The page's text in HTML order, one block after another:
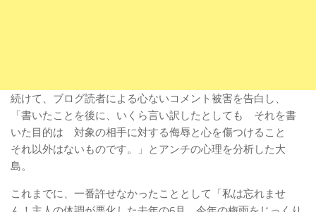
続けて、ブログ読者による心ないコメント被害を告白し、
「書いたことを後に、いくら言い訳したとしても それを書
いた目的は 対象の相手に対する侮辱と心を傷つけること
それ以外はないものです。」とアンチの心理を分析した大
島。
これまでに、一番許せなかったこととして「私は忘れませ